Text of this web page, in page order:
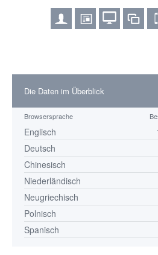
Die Daten im Überblick
Browsersprache
Englisch
Deutsch
Chinesisch
Niederländisch
Neugriechisch
Polnisch
Spanisch